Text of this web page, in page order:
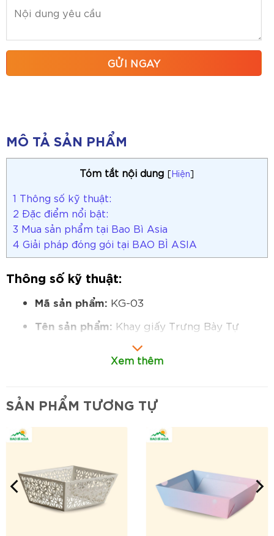
MÔ TẢ SẢN PHẨM
Tóm tắt nội dung [Hiện]
1 Thông số kỹ thuật:
2 Đặc điểm nổi bật:
3 Mua sản phẩm tại Bao Bì Asia
4 Giải pháp đóng gói tại BAO BÌ ASIA
Thông số kỹ thuật:
Mã sản phẩm: KG-03
Tên sản phẩm: Khay giấy Trưng Bày Tự
250x180x80 mm (chiều dài x
Chất liệu:Giấy Carton sóng E/F được bồi
Khay được gấp, dán và có một
gài hoặc dựng đứng độc lập.
Hình dáng:Hình hộp chữ nhật, có phần lưng
Xem thêm
SẢN PHẨM TƯƠNG TỰ